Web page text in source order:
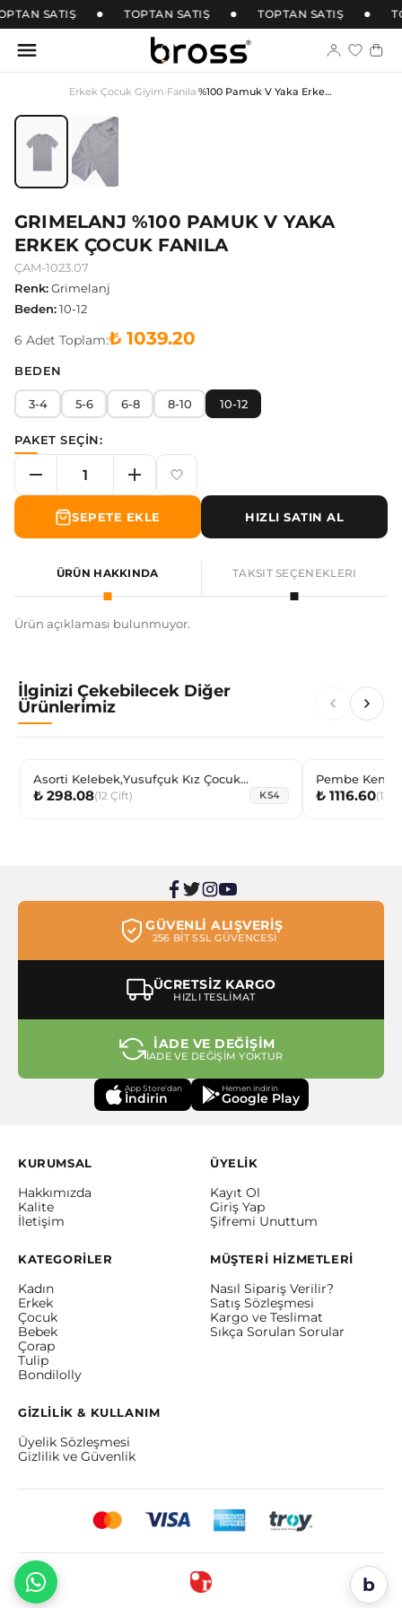
SATIŞ TOPTAN SATIŞ TOPTAN SATIŞ
Erkek Çocuk Giyim›Fanila› %100 Pamuk V Yaka Erkek Çocuk Fanila
GRIMELANJ %100 PAMUK V YAKA
ERKEK ÇOCUK FANILA
ÇAM-1023.07
Renk:Grimelanj
Beden:10-12
6 Adet Toplam:₺ 1039.20
BEDEN
3-4 5-6 6-8 8-10 10-12
PAKET SEÇİN:
SEPETE EKLE HIZLI SATIN AL
ÜRÜN HAKKINDA TAKSIT SEÇENEKLERI
Ürün açıklaması bulunmuyor.
İlginizi Çekebilecek Diğer
Ürünlerimiz
Asorti Kelebek,Yusufçuk Kız Çocuk
Sneaker Çorabı
₺ 298.08(12 Çift) K54
Pembe
Çorap
₺ 1116.60(12
GÜVENLİ ALIŞVERİŞ
256 BİT SSL GÜVENCESİ
ÜCRETSİZ KARGO
HIZLI TESLİMAT
İADE VE DEĞİŞİM
İADE VE DEĞİŞİM YOKTUR
App Store'dan
İndirin
Hemen indirin
Google Play
KURUMSAL
Hakkımızda
Kalite
İletişim
ÜYELİK
Kayıt Ol
Giriş Yap
Şifremi Unuttum
KATEGORİLER
Kadın
Erkek
Çocuk
Bebek
Çorap
Tulip
Bondilolly
MÜŞTERİ HİZMETLERİ
Nasıl Sipariş Verilir?
Satış Sözleşmesi
Kargo ve Teslimat
Sıkça Sorulan Sorular
GİZLİLİK & KULLANIM
Üyelik Sözleşmesi
Gizlilik ve Güvenlik
b